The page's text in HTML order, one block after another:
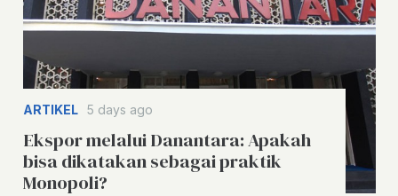
ARTIKEL 5 days ago
Ekspor melalui Danantara: Apakah
bisa dikatakan sebagai praktik
Monopoli?